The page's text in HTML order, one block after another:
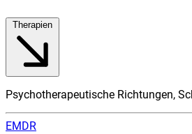
Psychotherapeutische Richtungen,
EMDR